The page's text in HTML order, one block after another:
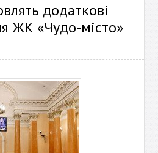
додаткові
ЖК «Чудо-місто»